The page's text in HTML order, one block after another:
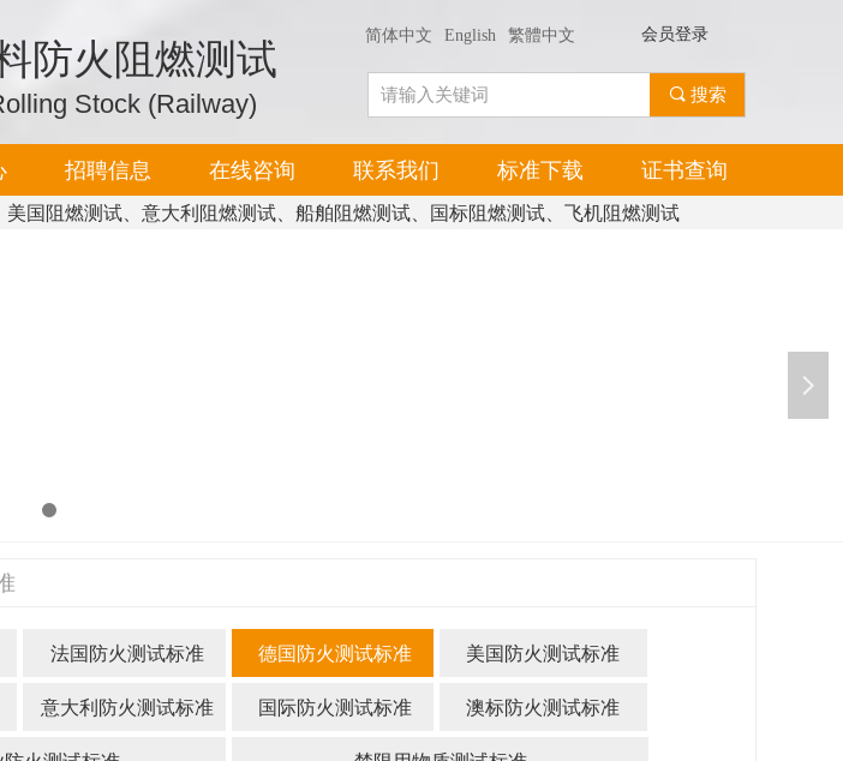
简体中文 English 繁體中文 会员登录
防火阻燃测试
Stock (Railway) 끠 搜索
招聘信息 在线咨询 联系我们 标准下载 证书查询
国阻燃测试、意大利阻燃测试、船舶阻燃测试、国标阻燃测试、飞机阻燃测试
넲
意大利防火测试标准 国际防火测试标准 澳标防火测试标准
法国防火测试标准 德国防火测试标准 美国防火测试标准